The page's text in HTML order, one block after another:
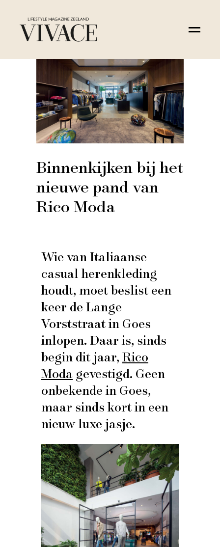
Binnenkijken bij het
nieuwe pand van
Rico Moda
Wie van Italiaanse
casual herenkleding
houdt, moet beslist een
keer de Lange
Vorststraat in Goes
inlopen. Daar is, sinds
begin dit jaar, Rico
Moda gevestigd. Geen
onbekende in Goes,
maar sinds kort in een
nieuw luxe jasje.